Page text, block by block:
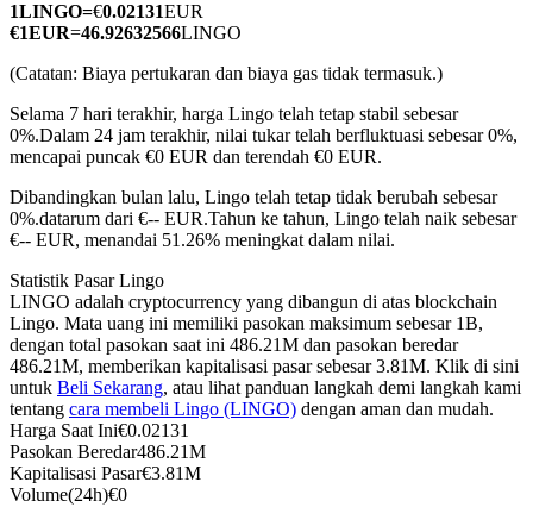
USDC Berjangka
Kontrak berjangka menggunakan USDC sebagai jaminannya
1LINGO=€0.02131EUR
€1EUR=46.92632566LINGO
(Catatan: Biaya pertukaran dan biaya gas tidak termasuk.)
Selama 7 hari terakhir, harga Lingo telah tetap stabil sebesar
0%.Dalam 24 jam terakhir, nilai tukar telah berfluktuasi sebesar 0%,
mencapai puncak €0 EUR dan terendah €0 EUR.
Dibandingkan bulan lalu, Lingo telah tetap tidak berubah sebesar
0%.datarum dari €-- EUR.Tahun ke tahun, Lingo telah naik sebesar
€-- EUR, menandai 51.26% meningkat dalam nilai.
Statistik Pasar Lingo
LINGO adalah cryptocurrency yang dibangun di atas blockchain
Lingo. Mata uang ini memiliki pasokan maksimum sebesar 1B,
dengan total pasokan saat ini 486.21M dan pasokan beredar
486.21M, memberikan kapitalisasi pasar sebesar 3.81M. Klik di sini
untuk Beli Sekarang, atau lihat panduan langkah demi langkah kami
tentang cara membeli Lingo (LINGO) dengan aman dan mudah.
Harga Saat Ini€0.02131
Pasokan Beredar486.21M
Kapitalisasi Pasar€3.81M
Volume(24h)€0